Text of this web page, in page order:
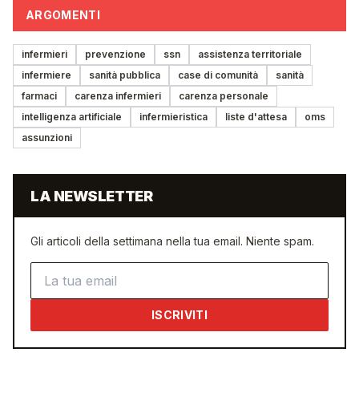
ARGOMENTI
infermieri prevenzione ssn
assistenza territoriale
infermiere
sanità pubblica case di comunità
sanità
farmaci
carenza infermieri
carenza personale
intelligenza artificiale
infermieristica liste d'attesa
oms
assunzioni
LA NEWSLETTER
Gli articoli della settimana nella tua email. Niente spam.
ISCRIVITI